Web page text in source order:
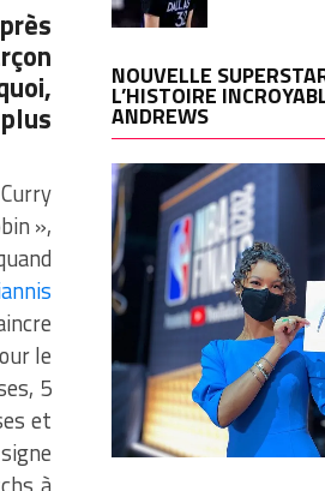
»,
le
5
et
NOUVELLE
L’HISTOIRE
ANDREWS